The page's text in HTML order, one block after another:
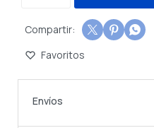
  
Envíos